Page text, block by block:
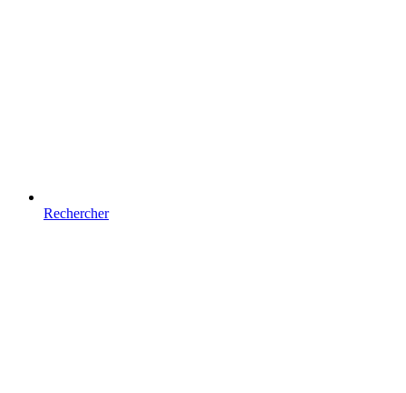
Rechercher